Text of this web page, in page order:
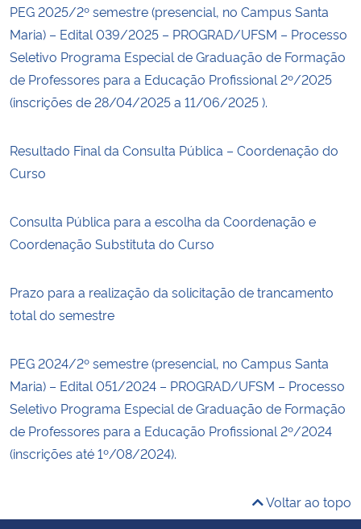
PEG 2025/2º semestre (presencial, no Campus Santa
Maria) – Edital 039/2025 – PROGRAD/UFSM – Processo
Seletivo Programa Especial de Graduação de Formação
de Professores para a Educação Profissional 2º/2025
(inscrições de 28/04/2025 a 11/06/2025 ).
Resultado Final da Consulta Pública – Coordenação do
Curso
Consulta Pública para a escolha da Coordenação e
Coordenação Substituta do Curso
Prazo para a realização da solicitação de trancamento
total do semestre
PEG 2024/2º semestre (presencial, no Campus Santa
Maria) – Edital 051/2024 – PROGRAD/UFSM – Processo
Seletivo Programa Especial de Graduação de Formação
de Professores para a Educação Profissional 2º/2024
(inscrições até 1º/08/2024).
Voltar ao topo